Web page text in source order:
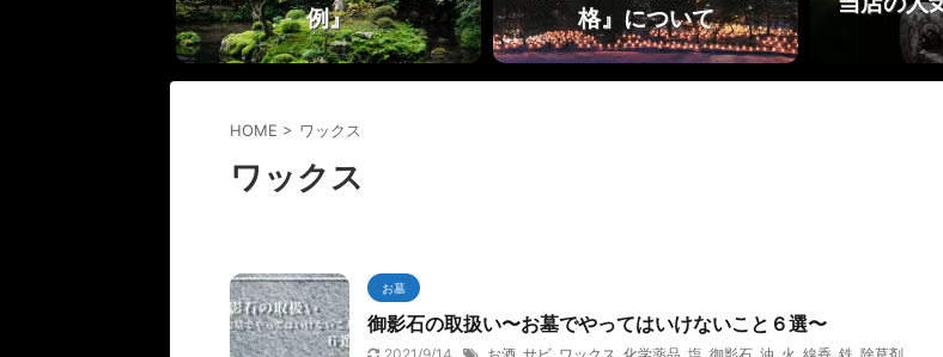
例』
格』について
HOME > ワックス
ワックス
お墓
御影石の取扱い〜お墓でやってはいけないこと６選〜